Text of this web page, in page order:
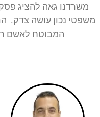
משרדנו גאה להציג
משפטי נכון עושה צדק.
המבוטח לאשם